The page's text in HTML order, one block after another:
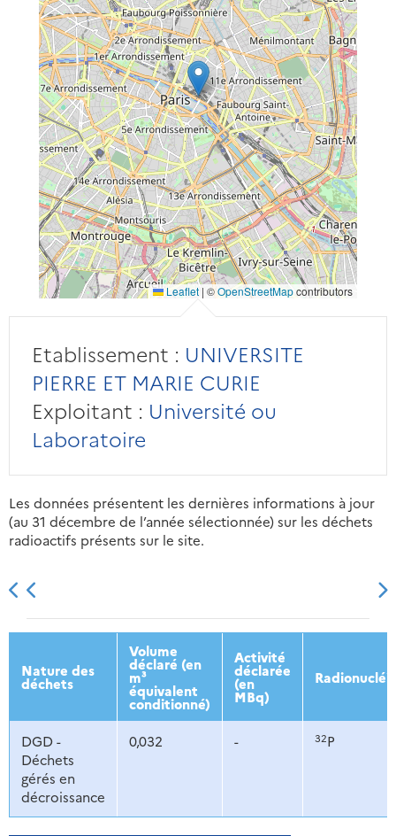
Leaflet | ©OpenStreetMapcontributors
Etablissement : UNIVERSITE
PIERRE ET MARIE CURIE
Exploitant : Université ou
Laboratoire
Les données présentent les dernières informations à jour
(au 31 décembre de l’année sélectionnée) sur les déchets
radioactifs présents sur le site.
2013 2014 2015 2016
Nature des
déchets
Volume
déclaré (en
m³
équivalent
conditionné)
Activité
déclarée
(en
MBq)
DGD -
Déchets
gérés en
décroissance
0,032 - 32P